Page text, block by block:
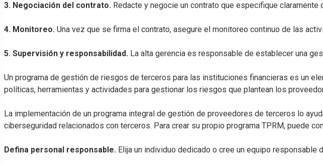
3. Negociación del contrato. Redacte y negocie un contrato que especifique
4. Monitoreo. Una vez que se firma el contrato, asegure el monitoreo continuo de las
5. Supervisión y responsabilidad. La alta gerencia es responsable de establecer una
Un programa de gestión de riesgos de terceros para las instituciones financieras es un
políticas, herramientas y actividades para gestionar los riesgos que plantean los
La implementación de un programa integral de gestión de proveedores de terceros lo
ciberseguridad relacionados con terceros. Para crear su propio programa TPRM, puede
Defina personal responsable. Elija un individuo dedicado o cree un equipo